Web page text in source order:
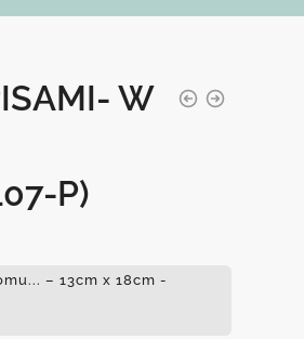
W
P)
– 13cm x 18cm -